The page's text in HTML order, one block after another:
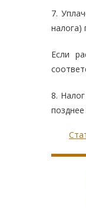
7.
налога)
Если
8.